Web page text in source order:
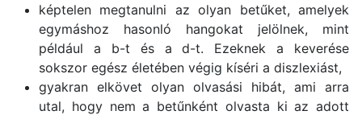
képtelen megtanulni az olyan betűket, amelyek
egymáshoz hasonló hangokat jelölnek, mint
például a b-t és a d-t. Ezeknek a keverése
sokszor egész életében végig kíséri a diszlexiást,
gyakran elkövet olyan olvasási hibát, ami arra
utal, hogy nem a betűnként olvasta ki az adott